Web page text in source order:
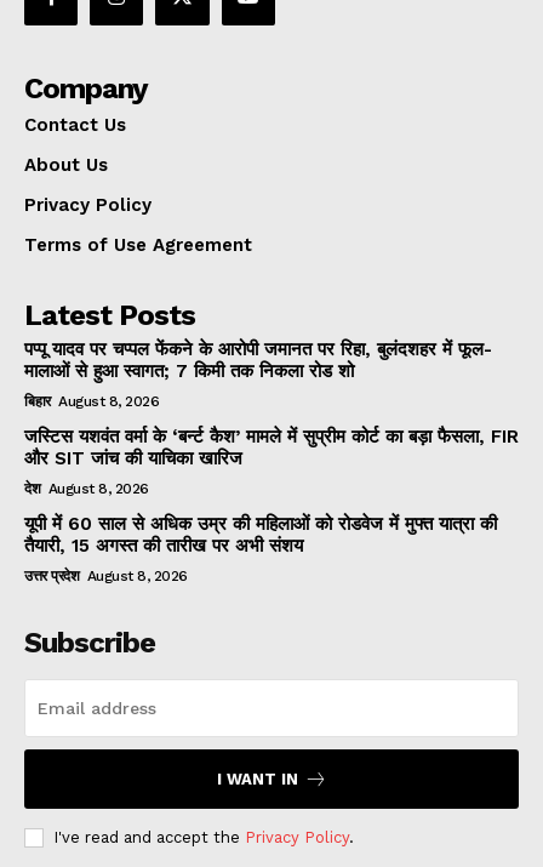
Company
Contact Us
About Us
Privacy Policy
Terms of Use Agreement
Latest Posts
पप्पू यादव पर चप्पल फेंकने के आरोपी जमानत पर रिहा, बुलंदशहर में फूल-
मालाओं से हुआ स्वागत; 7 किमी तक निकला रोड शो
बिहार August 8, 2026
जस्टिस यशवंत वर्मा के ‘बर्न्ट कैश’ मामले में सुप्रीम कोर्ट का बड़ा फैसला, FIR
और SIT जांच की याचिका खारिज
देश August 8, 2026
यूपी में 60 साल से अधिक उम्र की महिलाओं को रोडवेज में मुफ्त यात्रा की
तैयारी, 15 अगस्त की तारीख पर अभी संशय
उत्तर प्रदेश August 8, 2026
Subscribe
I WANT IN
I've read and accept the Privacy Policy.